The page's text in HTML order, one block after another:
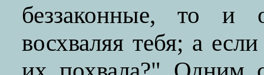
беззаконные, то и
восхваляя тебя; а